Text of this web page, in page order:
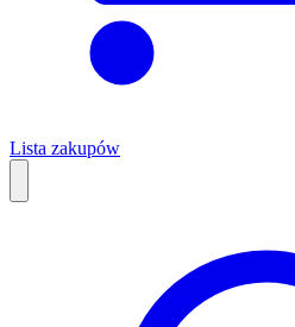
Lista zakupów